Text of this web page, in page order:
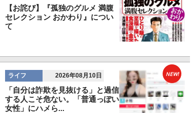
【お詫び】『孤独のグルメ 満腹
セレクション おかわり』につい
て
ライフ 2026年08月10日
「自分は詐欺を見抜ける」と過信
する人こそ危ない。「普通っぽい
女性」にハメら...
NEW!